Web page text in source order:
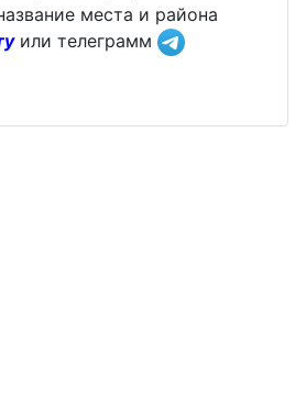
места и района
или телеграмм